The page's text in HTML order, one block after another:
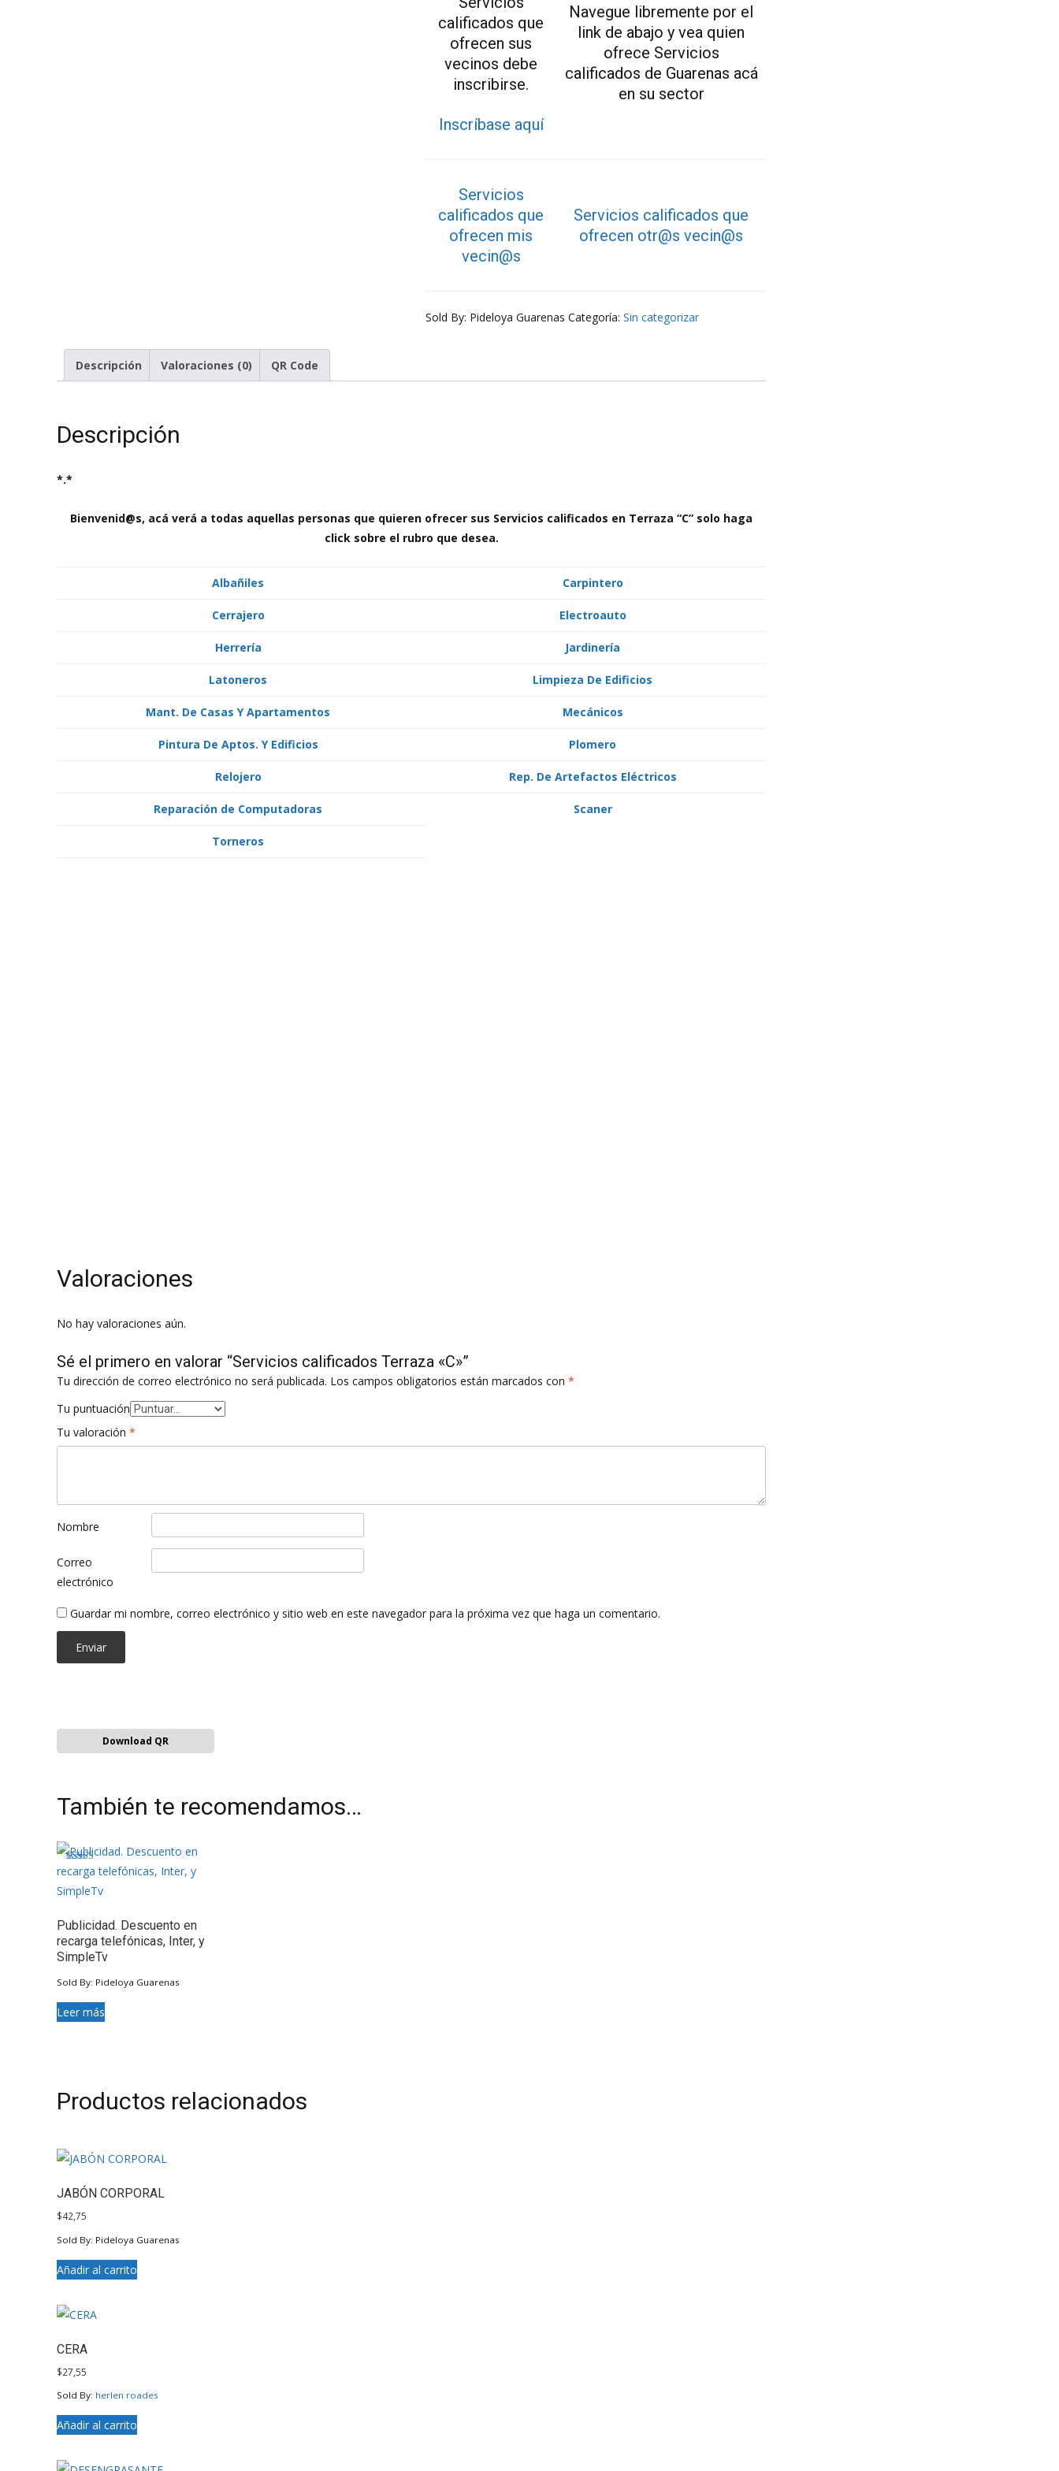
calificados que
ofrecen sus
vecinos debe
inscribirse.
Inscríbase aquí
Navegue libremente por el
link de abajo y vea quien
ofrece Servicios
calificados de Guarenas acá
en su sector
Servicios
calificados que
ofrecen mis
vecin@s
Servicios calificados que
ofrecen otr@s vecin@s
Sold By: Pideloya Guarenas Categoría: Sin categorizar
Descripción Valoraciones (0) QR Code
Descripción
*.*
Bienvenid@s, acá verá a todas aquellas personas que quieren ofrecer sus Servicios calificados en Terraza “C” solo haga
click sobre el rubro que desea.
Albañiles Carpintero
Cerrajero Electroauto
Herrería Jardinería
Latoneros Limpieza De Edificios
Mant. De Casas Y Apartamentos Mecánicos
Pintura De Aptos. Y Edificios Plomero
Relojero Rep. De Artefactos Eléctricos
Reparación de Computadoras Scaner
Torneros
Valoraciones
No hay valoraciones aún.
Sé el primero en valorar “Servicios calificados Terraza «C»”
Tu dirección de correo electrónico no será publicada. Los campos obligatorios están marcados con *
Tu puntuación
Tu valoración *
Nombre
Correo
electrónico
Guardar mi nombre, correo electrónico y sitio web en este navegador para la próxima vez que haga un comentario.
Download QR
También te recomendamos…
Publicidad. Descuento en
recarga telefónicas, Inter, y
SimpleTv
Valorado en
4.50
de 5
Sold By: Pideloya Guarenas
Leer más
Productos relacionados
JABÓN CORPORAL
$42,75
Sold By: Pideloya Guarenas
Añadir al carrito
CERA
$27,55
Sold By: herlen roades
Añadir al carrito